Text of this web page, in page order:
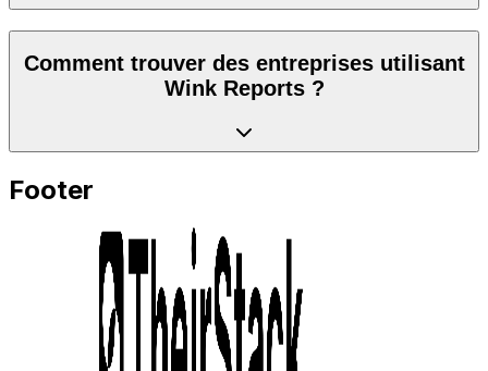
Comment trouver des entreprises utilisant
Wink Reports ?
Footer